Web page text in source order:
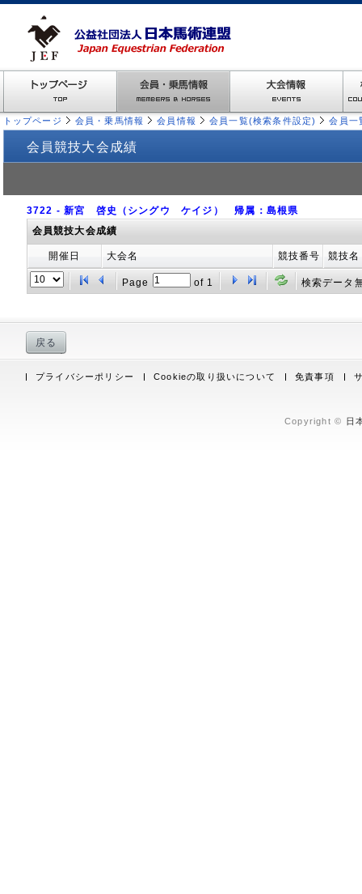
トップページ 会員・乗馬情報 会員情報 会員一覧(検索条件設定) 会員一
会員競技大会成績
3722 - 新宮 啓史（シングウ ケイジ） 帰属：島根県
会員競技大会成績
開催日 大会名 競技番号 競技名
Page of1 検索データ
戻る
プライバシーポリシー Cookieの取り扱いについて 免責事項
Copyright © 日